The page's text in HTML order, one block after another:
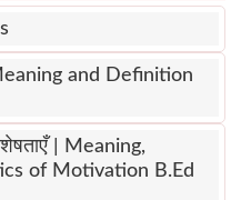
and Definition
| Meaning,
of Motivation B.Ed